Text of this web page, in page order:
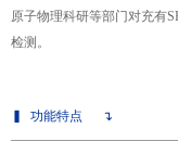
原子物理科研等部门对充有
检测。
功能特点 ↴